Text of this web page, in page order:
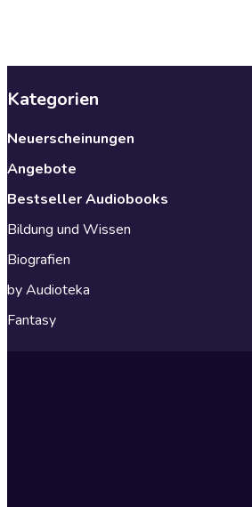
Kategorien
Neuerscheinungen
Angebote
Bestseller Audiobooks
Bildung und Wissen
Biografien
by Audioteka
Fantasy